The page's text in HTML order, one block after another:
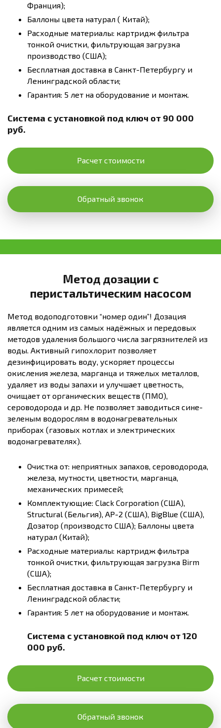
Франция);
Баллоны цвета натурал ( Китай);
Расходные материалы: картридж фильтра
тонкой очистки, фильтрующая загрузка
производство (США);
Бесплатная доставка в Санкт-Петербургу и
Ленинградской области;
Гарантия: 5 лет на оборудование и монтаж.
Система с установкой под ключ от 90 000
руб.
Расчет стоимости
Обратный звонок
Метод дозации с
перистальтическим насосом
Метод водоподготовки “номер один”! Дозация
является одним из самых надёжных и передовых
методов удаления большого числа загрязнителей из
воды. Активный гипохлорит позволяет
дезинфицировать воду, ускоряет процессы
окисления железа, марганца и тяжелых металлов,
удаляет из воды запахи и улучшает цветность,
очищает от органических веществ (ПМО),
сероводорода и др. Не позволяет заводиться сине-
зеленым водорослям в водонагревательных
приборах (газовых котлах и электрических
водонагревателях).
Очистка от: неприятных запахов, сероводорода,
железа, мутности, цветности, марганца,
механических примесей;
Комплектующие: Clack Corporation (США),
Structural (Бельгия), AP-2 (США), BigBlue (США),
Дозатор (производсто США); Баллоны цвета
натурал (Китай);
Расходные материалы: картридж фильтра
тонкой очистки, фильтрующая загрузка Birm
(США);
Бесплатная доставка в Санкт-Петербургу и
Ленинградской области;
Гарантия: 5 лет на оборудование и монтаж.
Система с установкой под ключ от 120
000 руб.
Расчет стоимости
Обратный звонок